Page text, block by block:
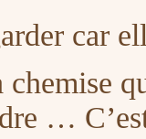
car
…